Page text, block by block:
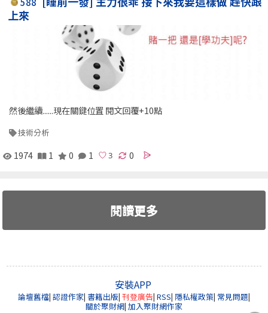
上來
然後繼續......現在關鍵位置 閱文回覆+10點
技術分析
1974 1 0 1 0
閱讀更多
安裝APP
論壇舊檔| 認證作家| 書籍出版| 刊登廣告| RSS| 隱私權政策| 常見問題|
關於聚財網| 加入聚財網作家